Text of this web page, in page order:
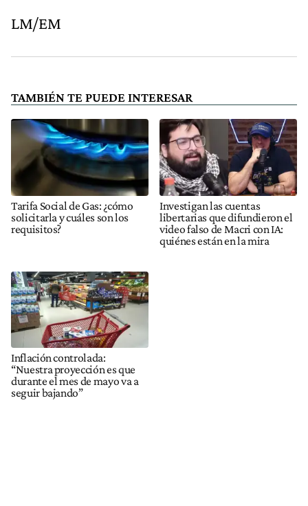
LM/EM
TAMBIÉN TE PUEDE INTERESAR
Tarifa Social de Gas: ¿cómo
solicitarla y cuáles son los
requisitos?
Investigan las cuentas
libertarias que difundieron el
video falso de Macri con IA:
quiénes están en la mira
Inflación controlada:
“Nuestra proyección es que
durante el mes de mayo va a
seguir bajando”